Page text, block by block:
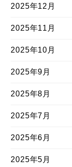
2025年12月
2025年11月
2025年10月
2025年9月
2025年8月
2025年7月
2025年6月
2025年5月